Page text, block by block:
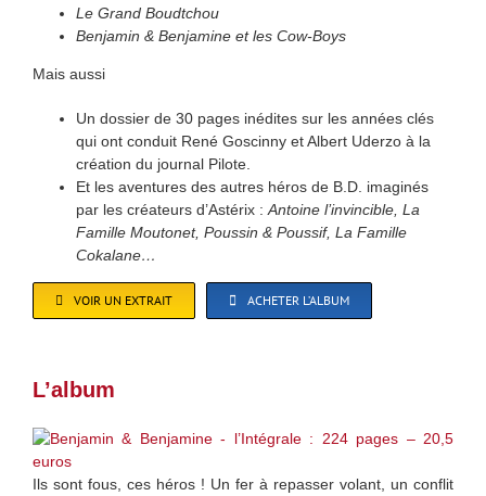
Le Grand Boudtchou
Benjamin & Benjamine et les Cow-Boys
Mais aussi
Un dossier de 30 pages inédites sur les années clés
qui ont conduit René Goscinny et Albert Uderzo à la
création du journal Pilote.
Et les aventures des autres héros de B.D. imaginés
par les créateurs d’Astérix : Antoine l’invincible, La
Famille Moutonet, Poussin & Poussif, La Famille
Cokalane…
VOIR UN EXTRAIT ACHETER L’ALBUM
L’album
Ils sont fous, ces héros ! Un fer à repasser volant, un conflit